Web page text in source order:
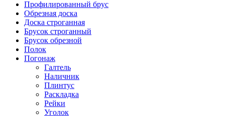
Профилированный брус
Обрезная доска
Доска строганная
Брусок строганный
Брусок обрезной
Полок
Погонаж
Галтель
Наличник
Плинтус
Раскладка
Рейки
Уголок